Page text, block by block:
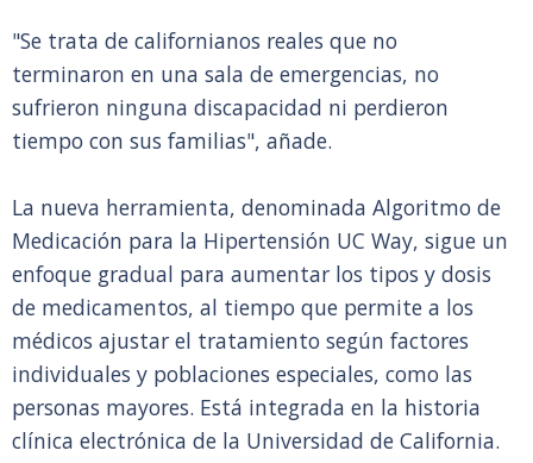
"Se trata de californianos reales que no
terminaron en una sala de emergencias, no
sufrieron ninguna discapacidad ni perdieron
tiempo con sus familias", añade.
La nueva herramienta, denominada Algoritmo de
Medicación para la Hipertensión UC Way, sigue un
enfoque gradual para aumentar los tipos y dosis
de medicamentos, al tiempo que permite a los
médicos ajustar el tratamiento según factores
individuales y poblaciones especiales, como las
personas mayores. Está integrada en la historia
clínica electrónica de la Universidad de California.